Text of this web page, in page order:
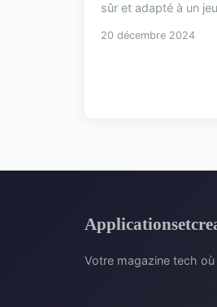
sûr et adapté à un
20 décembre 2024
Votre magazine tech